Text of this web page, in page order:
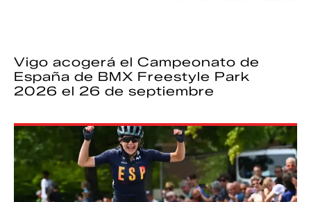
Vigo acogerá el Campeonato de
España de BMX Freestyle Park
2026 el 26 de septiembre